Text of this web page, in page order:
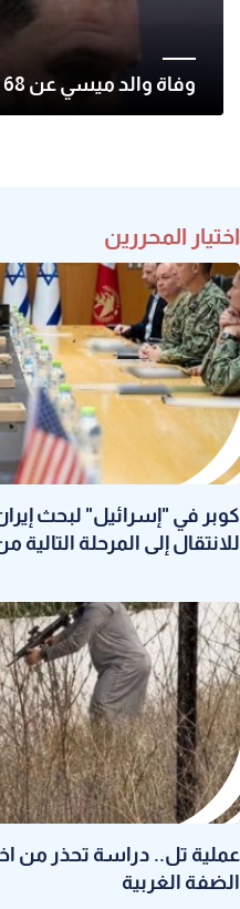
وفاة والد ميسي عن 68 عاما بعد صراع مع المرض
اختيار المحررين
كوبر في "إسرائيل" لبحث
للانتقال إلى المرحلة التالية
عملية تل.. دراسة تحذر من
الضفة الغربية